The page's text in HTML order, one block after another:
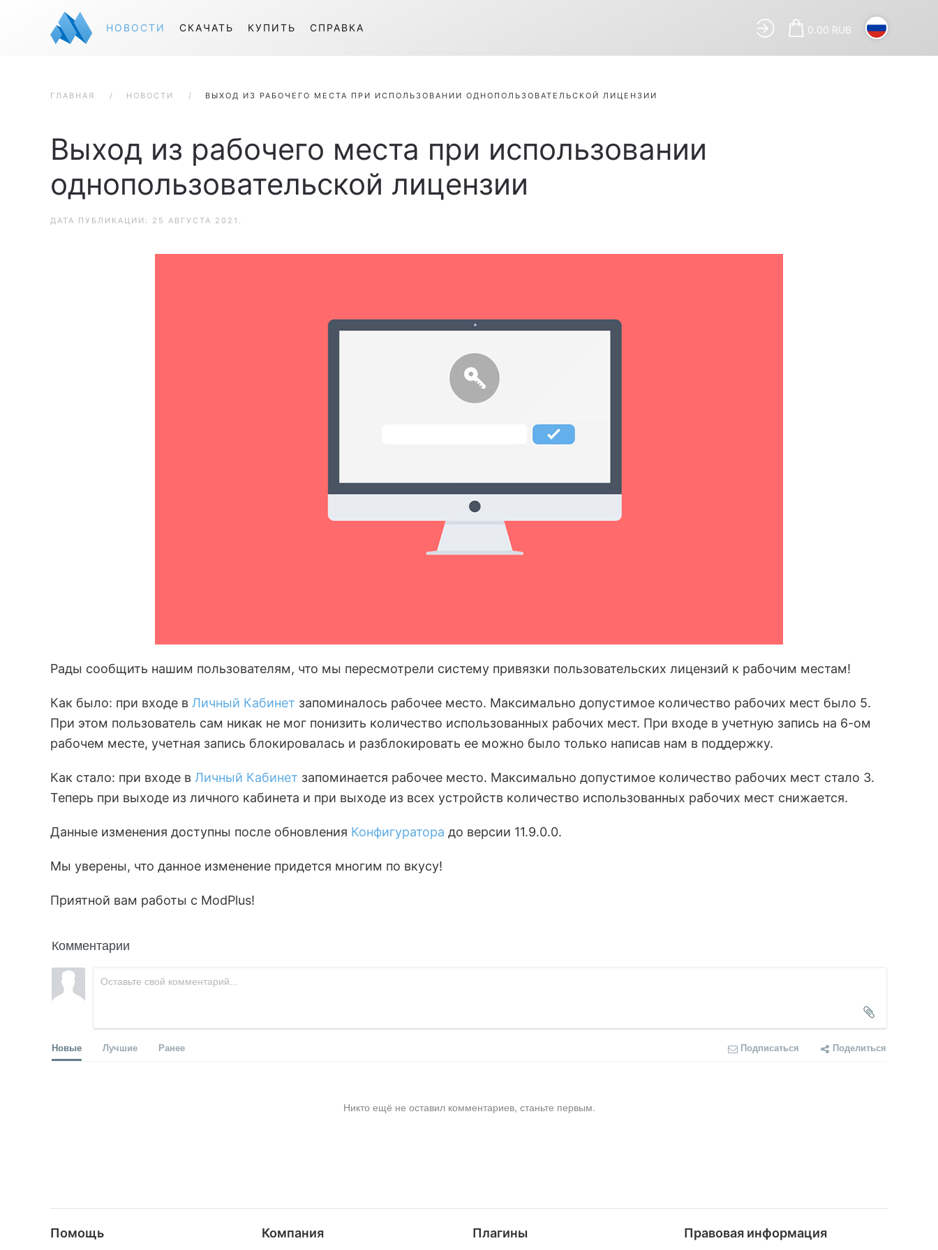
НОВОСТИ СКАЧАТЬ КУПИТЬ СПРАВКА 0.00 RUB
ГЛАВНАЯ НОВОСТИ ВЫХОД ИЗ РАБОЧЕГО МЕСТА ПРИ ИСПОЛЬЗОВАНИИ ОДНОПОЛЬЗОВАТЕЛЬСКОЙ ЛИЦЕНЗИИ
Выход из рабочего места при использовании
однопользовательской лицензии
ДАТА ПУБЛИКАЦИИ: 25 АВГУСТА 2021 .
Рады сообщить нашим пользователям, что мы пересмотрели систему привязки пользовательских лицензий к рабочим местам!
Как было: при входе в Личный Кабинет запоминалось рабочее место. Максимально допустимое количество рабочих мест было 5.
При этом пользователь сам никак не мог понизить количество использованных рабочих мест. При входе в учетную запись на 6-ом
рабочем месте, учетная запись блокировалась и разблокировать ее можно было только написав нам в поддержку.
Как стало: при входе в Личный Кабинет запоминается рабочее место. Максимально допустимое количество рабочих мест стало 3.
Теперь при выходе из личного кабинета и при выходе из всех устройств количество использованных рабочих мест снижается.
Данные изменения доступны после обновления Конфигуратора до версии 11.9.0.0.
Мы уверены, что данное изменение придется многим по вкусу!
Приятной вам работы с ModPlus!
Комментарии
Новые Лучшие Ранее Подписаться Поделиться
Никто ещё не оставил комментариев, станьте первым.
Помощь Компания Плагины Правовая информация